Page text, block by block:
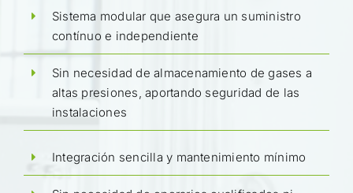
Sistema modular que asegura un suministro
contínuo e independiente
Sin necesidad de almacenamiento de gases a
altas presiones, aportando seguridad de las
instalaciones
Integración sencilla y mantenimiento mínimo